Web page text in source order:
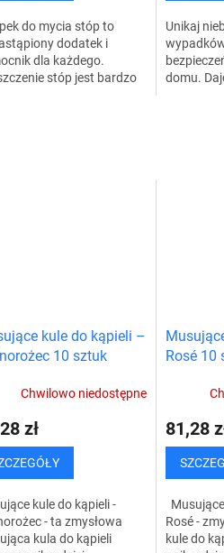
kule do kąpieli –
10 sztuk
Chwilowo niedostępne
zł
kule do kąpieli -
- ta zmysłowa
kula do kąpieli
Rosé 10
81,28
Rosé -
kule do
do mycia stóp to
dodatek i
dla każdego.
stóp jest bardzo
Unikaj
domu.